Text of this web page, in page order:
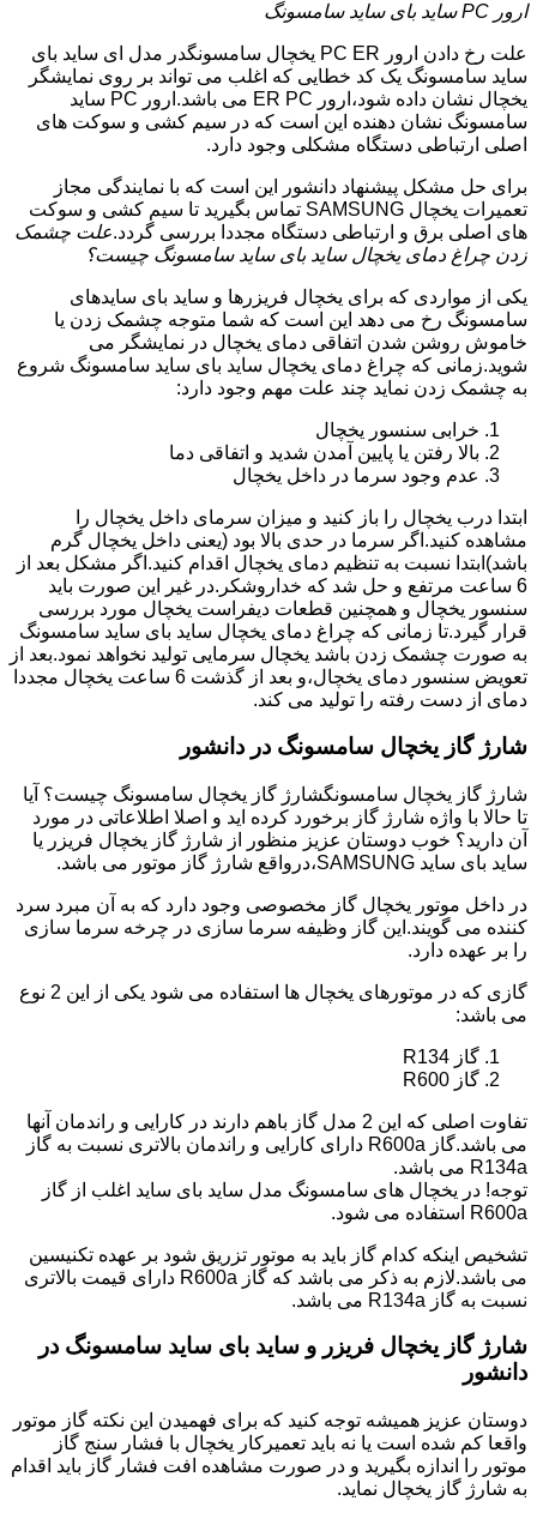
ارور PC ساید بای ساید سامسونگ
علت رخ دادن ارور PC ER یخچال سامسونگدر مدل ای ساید بای
ساید سامسونگ یک کد خطایی که اغلب می تواند بر روی نمایشگر
یخچال نشان داده شود،ارور ER PC می باشد.ارور PC ساید
سامسونگ نشان دهنده این است که در سیم کشی و سوکت های
اصلی ارتباطی دستگاه مشکلی وجود دارد.
برای حل مشکل پیشنهاد دانشور این است که با نمایندگی مجاز
تعمیرات یخچال SAMSUNG تماس بگیرید تا سیم کشی و سوکت
های اصلی برق و ارتباطی دستگاه مجددا بررسی گردد.علت چشمک
زدن چراغ دمای یخچال ساید بای ساید سامسونگ چیست؟
یکی از مواردی که برای یخچال فریزرها و ساید بای سایدهای
سامسونگ رخ می دهد این است که شما متوجه چشمک زدن یا
خاموش روشن شدن اتفاقی دمای یخچال در نمایشگر می
شوید.زمانی که چراغ دمای یخچال ساید بای ساید سامسونگ شروع
به چشمک زدن نماید چند علت مهم وجود دارد:
خرابی سنسور یخچال
بالا رفتن یا پایین آمدن شدید و اتفاقی دما
عدم وجود سرما در داخل یخچال
ابتدا درب یخچال را باز کنید و میزان سرمای داخل یخچال را
مشاهده کنید.اگر سرما در حدی بالا بود (یعنی داخل یخچال گرم
باشد)ابتدا نسبت به تنظیم دمای یخچال اقدام کنید.اگر مشکل بعد از
6 ساعت مرتفع و حل شد که خداروشکر.در غیر این صورت باید
سنسور یخچال و همچنین قطعات دیفراست یخچال مورد بررسی
قرار گیرد.تا زمانی که چراغ دمای یخچال ساید بای ساید سامسونگ
به صورت چشمک زدن باشد یخچال سرمایی تولید نخواهد نمود.بعد از
تعویض سنسور دمای یخچال،و بعد از گذشت 6 ساعت یخچال مجددا
دمای از دست رفته را تولید می کند.
شارژ گاز یخچال سامسونگ در دانشور
شارژ گاز یخچال سامسونگشارژ گاز یخچال سامسونگ چیست؟ آیا
تا حالا با واژه شارژ گاز برخورد کرده اید و اصلا اطلاعاتی در مورد
آن دارید؟ خوب دوستان عزیز منظور از شارژ گاز یخچال فریزر یا
ساید بای ساید SAMSUNG،درواقع شارژ گاز موتور می باشد.
در داخل موتور یخچال گاز مخصوصی وجود دارد که به آن مبرد سرد
کننده می گویند.این گاز وظیفه سرما سازی در چرخه سرما سازی
را بر عهده دارد.
گازی که در موتورهای یخچال ها استفاده می شود یکی از این 2 نوع
می باشد:
گاز R134
گاز R600
تفاوت اصلی که این 2 مدل گاز باهم دارند در کارایی و راندمان آنها
می باشد.گاز R600a دارای کارایی و راندمان بالاتری نسبت به گاز
R134a می باشد.
توجه! در یخچال های سامسونگ مدل ساید بای ساید اغلب از گاز
R600a استفاده می شود.
تشخیص اینکه کدام گاز باید به موتور تزریق شود بر عهده تکنیسین
می باشد.لازم به ذکر می باشد که گاز R600a دارای قیمت بالاتری
نسبت به گاز R134a می باشد.
شارژ گاز یخچال فریزر و ساید بای ساید سامسونگ در
دانشور
دوستان عزیز همیشه توجه کنید که برای فهمیدن این نکته گاز موتور
واقعا کم شده است یا نه باید تعمیرکار یخچال با فشار سنج گاز
موتور را اندازه بگیرید و در صورت مشاهده افت فشار گاز باید اقدام
به شارژ گاز یخچال نماید.